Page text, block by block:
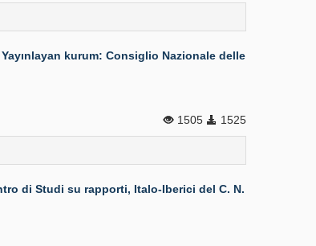
kurum: Consiglio Nazionale delle
1505 1525
di Studi su rapporti, Italo-Iberici del C. N.